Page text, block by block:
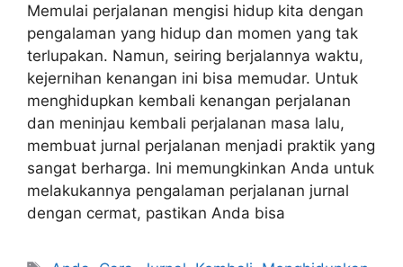
Memulai perjalanan mengisi hidup kita dengan
pengalaman yang hidup dan momen yang tak
terlupakan. Namun, seiring berjalannya waktu,
kejernihan kenangan ini bisa memudar. Untuk
menghidupkan kembali kenangan perjalanan
dan meninjau kembali perjalanan masa lalu,
membuat jurnal perjalanan menjadi praktik yang
sangat berharga. Ini memungkinkan Anda untuk
melakukannya pengalaman perjalanan jurnal
dengan cermat, pastikan Anda bisa